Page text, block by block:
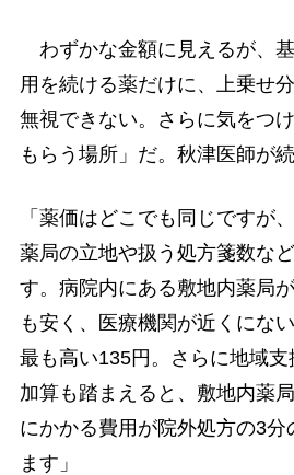
わずかな金額に見えるが、
用を続ける薬だけに、上乗せ
無視できない。さらに気をつ
もらう場所」だ。秋津医師が続
「薬価はどこでも同じですが
薬局の立地や扱う処方箋数な
す。病院内にある敷地内薬局
も安く、医療機関が近くにな
最も高い135円。さらに地域
加算も踏まえると、敷地内薬
にかかる費用が院外処方の3
ます」